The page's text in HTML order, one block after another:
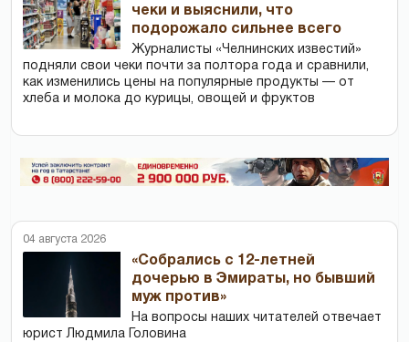
чеки и выяснили, что
подорожало сильнее всего
Журналисты «Челнинских известий»
подняли свои чеки почти за полтора года и сравнили,
как изменились цены на популярные продукты — от
хлеба и молока до курицы, овощей и фруктов
04 августа 2026
«Собрались с 12-летней
дочерью в Эмираты, но бывший
муж против»
На вопросы наших читателей отвечает
юрист Людмила Головина